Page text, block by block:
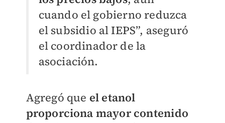
cuando el gobierno reduzca
el subsidio al IEPS”, aseguró
el coordinador de la
asociación.
Agregó que el etanol
proporciona mayor contenido